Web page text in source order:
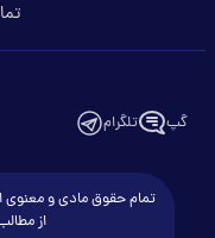
گپ تلگرام
تمام حقوق مادی و معنوی
از